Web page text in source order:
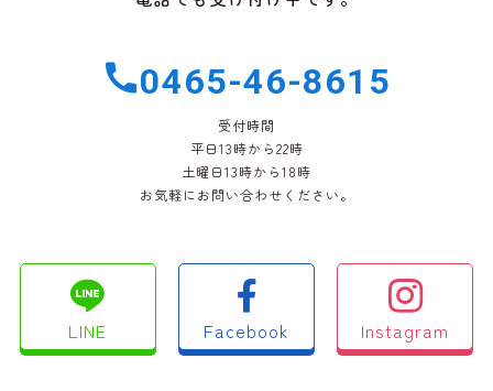
0465-46-8615
受付時間
平日13時から22時
土曜日13時から18時
お気軽にお問い合わせください。
LINE Facebook Instagram